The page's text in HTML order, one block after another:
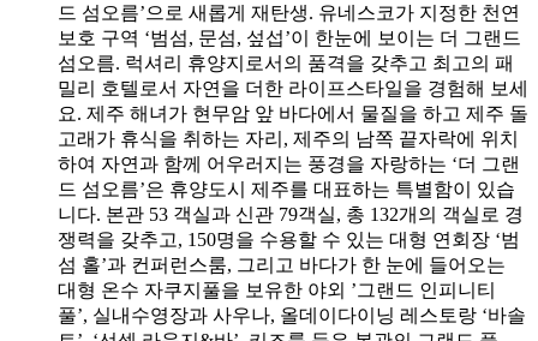
드 섬오름’으로 새롭게 재탄생. 유네스코가 지정한 천연
보호 구역 ‘범섬, 문섬, 섶섭’이 한눈에 보이는 더 그랜드
섬오름. 럭셔리 휴양지로서의 품격을 갖추고 최고의 패
밀리 호텔로서 자연을 더한 라이프스타일을 경험해 보세
요. 제주 해녀가 현무암 앞 바다에서 물질을 하고 제주 돌
고래가 휴식을 취하는 자리, 제주의 남쪽 끝자락에 위치
하여 자연과 함께 어우러지는 풍경을 자랑하는 ‘더 그랜
드 섬오름’은 휴양도시 제주를 대표하는 특별함이 있습
니다. 본관 53 객실과 신관 79객실, 총 132개의 객실로 경
쟁력을 갖추고, 150명을 수용할 수 있는 대형 연회장 ‘범
섬 홀’과 컨퍼런스룸, 그리고 바다가 한 눈에 들어오는
대형 온수 자쿠지풀을 보유한 야외 ’그랜드 인피니티
풀’, 실내수영장과 사우나, 올데이다이닝 레스토랑 ‘바솔